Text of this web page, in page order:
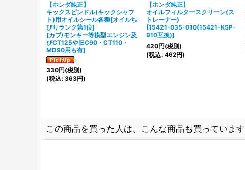
【ホンダ純正】
キックスピンドル(キックシャフ
ト)用オイルシール各種[オイルち
びりランク第1位]
[カブ/モンキー等横型エンジン及
びCT125や旧C90・CT110・
MD90用も有]
330円(税別)
(税込: 363円)
【ホンダ純正】
オイルフィルタースクリーン(ス
トレーナー)
[15421-035-010(15421-KSP-
910互換)]
420円(税別)
(税込: 462円)
この商品を買った人は、こんな商品も買っています